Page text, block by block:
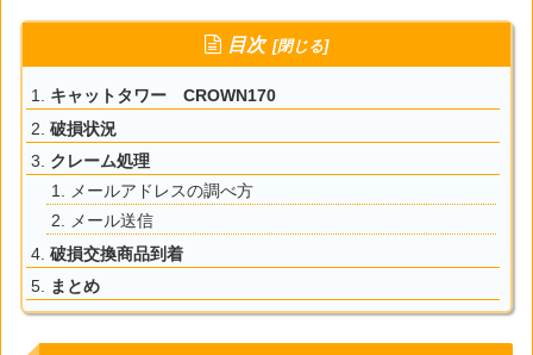
目次
キャットタワー CROWN170
破損状況
クレーム処理
メールアドレスの調べ方
メール送信
破損交換商品到着
まとめ